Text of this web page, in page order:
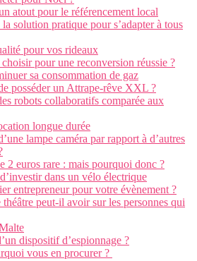
atout pour le référencement local
solution pratique pour s’adapter à tous
pour vos rideaux
pour une reconversion réussie ?
sa consommation de gaz
posséder un Attrape-rêve XXL ?
robots collaboratifs comparée aux
longue durée
lampe caméra par rapport à d’autres
2 euros rare : mais pourquoi donc ?
dans un vélo électrique
entrepreneur pour votre évènement ?
peut-il avoir sur les personnes qui
dispositif d’espionnage ?
vous en procurer ?